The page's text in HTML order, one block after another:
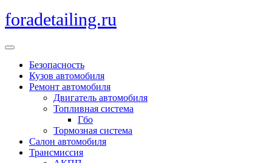
Перейти
к
foradetailing.ru
Кнопка
ОткрытьБезопасность
Кузов автомобиля
Ремонт автомобиля
Двигатель автомобиля
Топливная система
Гбо
Тормозная система
Салон автомобиля
Трансмиссия